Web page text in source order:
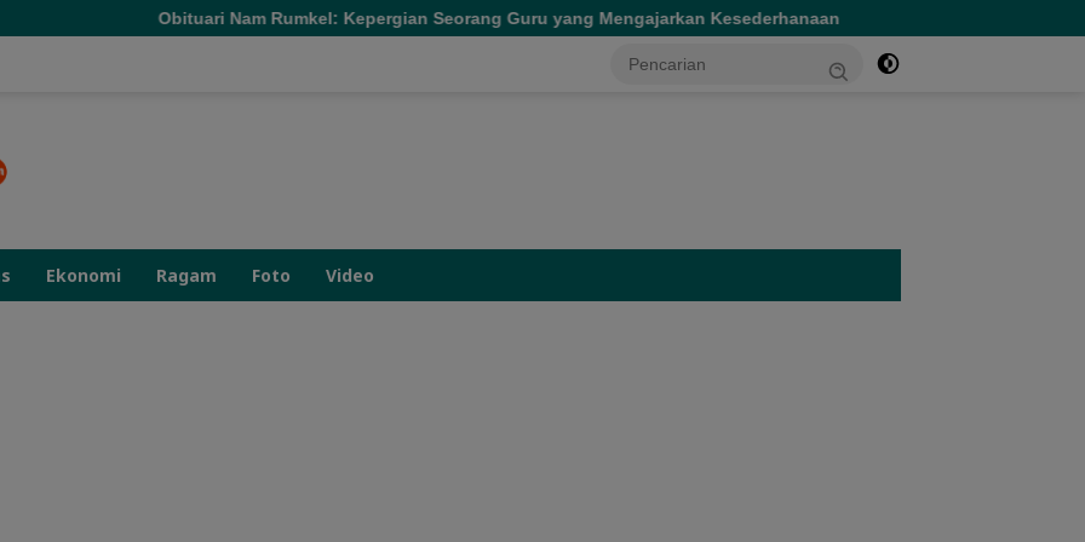
Obituari Nam Rumkel: Kepergian Seorang Guru yang Mengajarkan Kesederhanaan Tinjau Dua Rumah Sakit di Sofifi,
Ekonomi Ragam Foto Video